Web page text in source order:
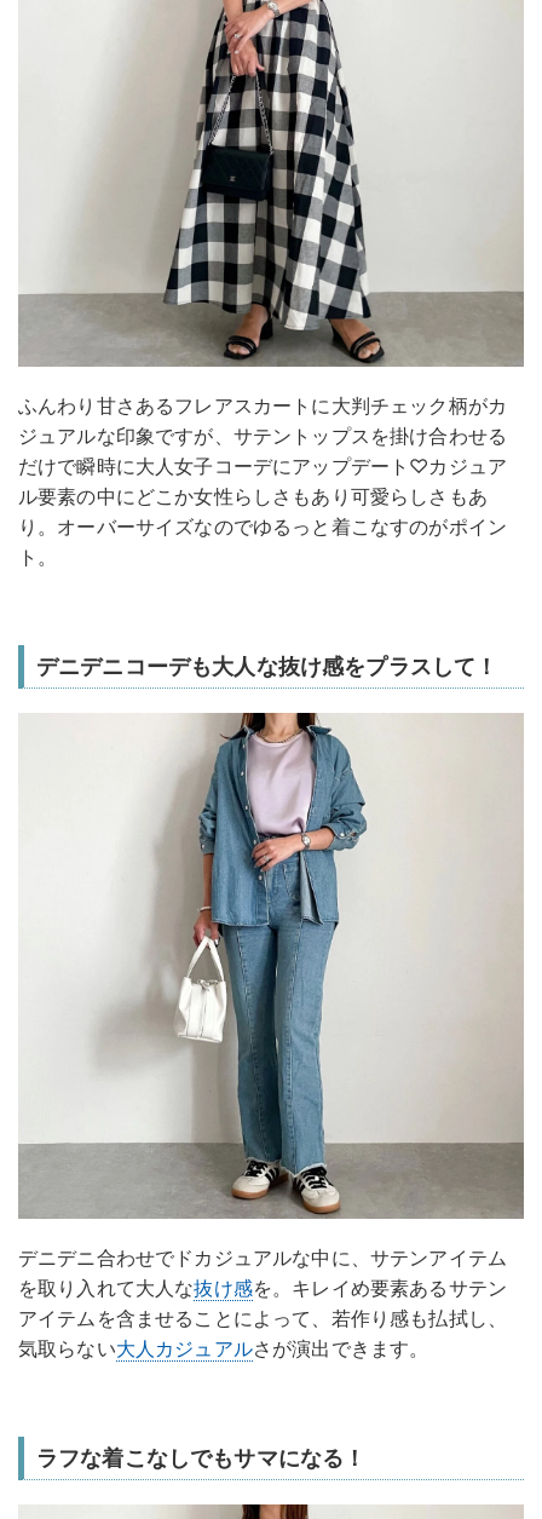
ふんわり甘さあるフレアスカートに大判チェック柄がカ
ジュアルな印象ですが、サテントップスを掛け合わせる
だけで瞬時に大人女子コーデにアップデート♡カジュア
ル要素の中にどこか女性らしさもあり可愛らしさもあ
り。オーバーサイズなのでゆるっと着こなすのがポイン
ト。
デニデニコーデも大人な抜け感をプラスして！
デニデニ合わせでドカジュアルな中に、サテンアイテム
を取り入れて大人な抜け感を。キレイめ要素あるサテン
アイテムを含ませることによって、若作り感も払拭し、
気取らない大人カジュアルさが演出できます。
ラフな着こなしでもサマになる！